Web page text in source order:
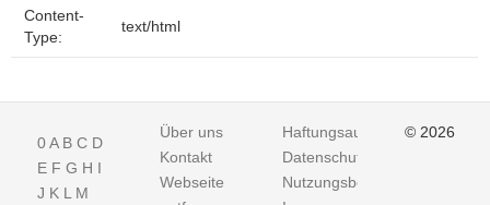
Content-
Type:
text/html
0A B C D
E F G H I
J K L M
Über uns
Kontakt
Webseite
Haftungsausschluss
Datenschutz
Nutzungsbedingungen
© 2026